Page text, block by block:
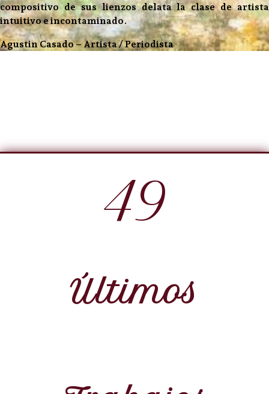
compositivo de sus lienzos delata la clase de artista
intuitivo e incontaminado.
Agustin Casado – Artista / Periodista
49
Últimos